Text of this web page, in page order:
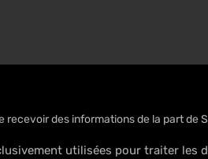
des informations de la part de
utilisées pour traiter les